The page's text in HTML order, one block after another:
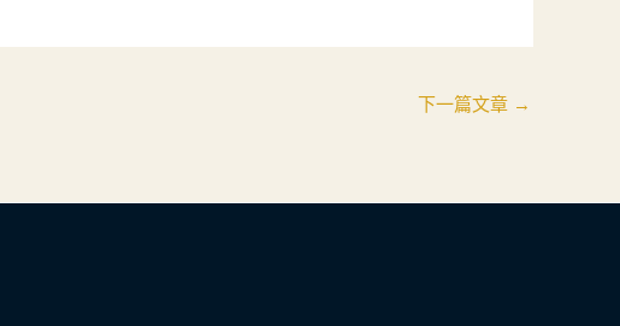
下一篇文章 →